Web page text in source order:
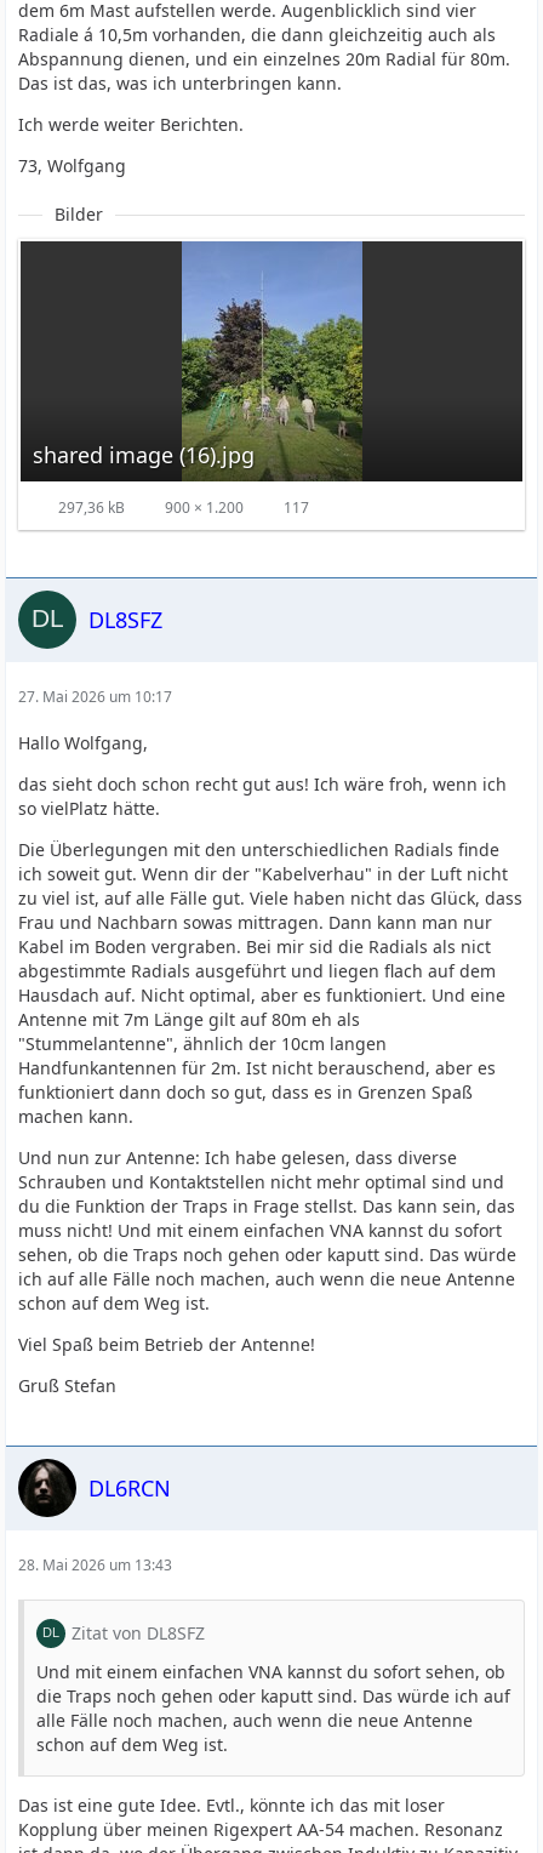
dem 6m Mast aufstellen werde. Augenblicklich sind vier
Radiale á 10,5m vorhanden, die dann gleichzeitig auch als
Abspannung dienen, und ein einzelnes 20m Radial für 80m.
Das ist das, was ich unterbringen kann.
Ich werde weiter Berichten.
73, Wolfgang
Bilder
shared image (16).jpg
297,36 kB 900 × 1.200 117
DL8SFZ
27. Mai 2026 um 10:17
Hallo Wolfgang,
das sieht doch schon recht gut aus! Ich wäre froh, wenn ich
so vielPlatz hätte.
Die Überlegungen mit den unterschiedlichen Radials finde
ich soweit gut. Wenn dir der "Kabelverhau" in der Luft nicht
zu viel ist, auf alle Fälle gut. Viele haben nicht das Glück, dass
Frau und Nachbarn sowas mittragen. Dann kann man nur
Kabel im Boden vergraben. Bei mir sid die Radials als nict
abgestimmte Radials ausgeführt und liegen flach auf dem
Hausdach auf. Nicht optimal, aber es funktioniert. Und eine
Antenne mit 7m Länge gilt auf 80m eh als
"Stummelantenne", ähnlich der 10cm langen
Handfunkantennen für 2m. Ist nicht berauschend, aber es
funktioniert dann doch so gut, dass es in Grenzen Spaß
machen kann.
Und nun zur Antenne: Ich habe gelesen, dass diverse
Schrauben und Kontaktstellen nicht mehr optimal sind und
du die Funktion der Traps in Frage stellst. Das kann sein, das
muss nicht! Und mit einem einfachen VNA kannst du sofort
sehen, ob die Traps noch gehen oder kaputt sind. Das würde
ich auf alle Fälle noch machen, auch wenn die neue Antenne
schon auf dem Weg ist.
Viel Spaß beim Betrieb der Antenne!
Gruß Stefan
DL6RCN
28. Mai 2026 um 13:43
Zitat von DL8SFZ
Und mit einem einfachen VNA kannst du sofort sehen, ob
die Traps noch gehen oder kaputt sind. Das würde ich auf
alle Fälle noch machen, auch wenn die neue Antenne
schon auf dem Weg ist.
Das ist eine gute Idee. Evtl., könnte ich das mit loser
Kopplung über meinen Rigexpert AA-54 machen. Resonanz